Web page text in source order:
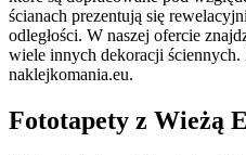
ścianach prezentują się
odległości. W naszej ofercie
wiele innych dekoracji ściennych.
naklejkomania.eu.
Fototapety z Wieżą